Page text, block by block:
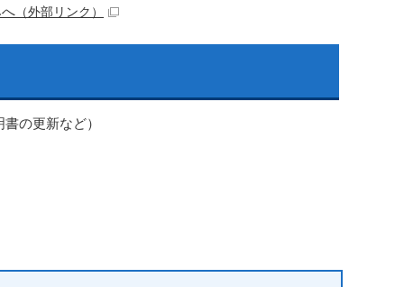
（外部リンク）
の更新など）